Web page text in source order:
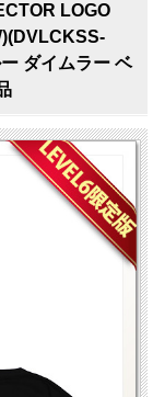
LOGO
ダイムラー ベ